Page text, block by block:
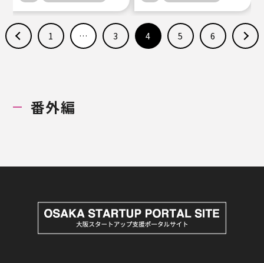
<
1 … 3 4 5 6
番外編